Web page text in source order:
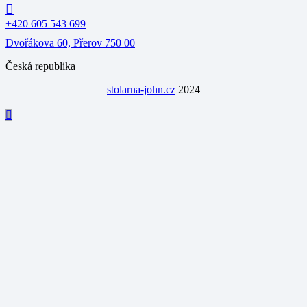
+420 605 543 699
Dvořákova 60, Přerov 750 00
Česká republika
stolarna-john.cz 2024